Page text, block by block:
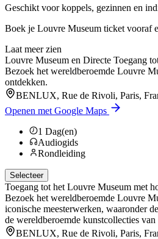
Geschikt voor koppels, gezinnen en
Boek je Louvre Museum ticket vooraf
Laat meer zien
Louvre Museum en Directe Toegang
Bezoek het wereldberoemde Louvre
ontdekken.
BENLUX, Rue de Rivoli, Paris,
Openen met Google Maps
1 Dag(en)
Audiogids
Rondleiding
Selecteer
Toegang tot het Louvre Museum met
Bezoek het wereldberoemde Louvre
iconische meesterwerken, waaronder
de wereldberoemde kunstcollecties
BENLUX, Rue de Rivoli, Paris,